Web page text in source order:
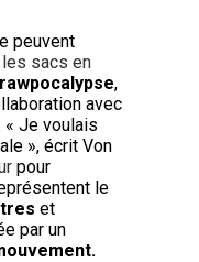
peuvent
sacs en
,
avec
« Je voulais
», écrit Von
pour
le
et
par un